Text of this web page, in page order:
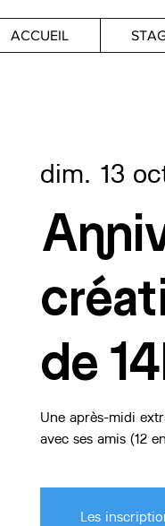
ACCUEIL
dim. 13
de
Une après-midi
avec ses amis (12
Les